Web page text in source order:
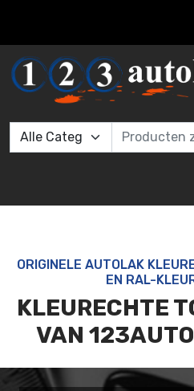
ORIGINELE AUTOLAK
EN RAL-
KLEURECHTE
VAN